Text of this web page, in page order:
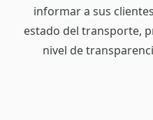
informar a sus
estado del transporte,
nivel de